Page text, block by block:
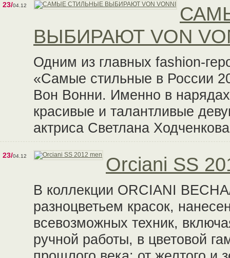
23/04.12
ВЫБИРАЮТ VON
Одним из главных fashion-
«Самые стильные в России
Вон Вонни. Именно в
красивые и талантливые
актриса Светлана
23/04.12 Orciani SS
В коллекции ORCIANI
разноцветьем красок,
всевозможных техник,
ручной работы, в цветовой